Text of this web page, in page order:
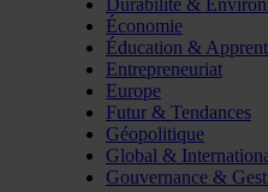
Économie
Éducation &
Entrepreneuriat
Europe
Futur & Tendances
Géopolitique
Global &
Gouvernance &